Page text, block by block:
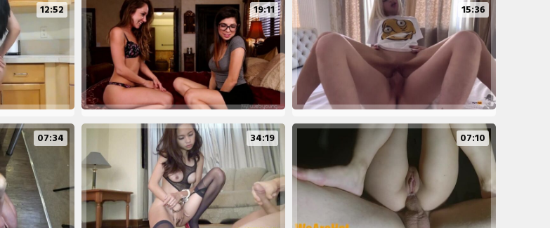
12:52 19:11 15:36
07:34 34:19 07:10